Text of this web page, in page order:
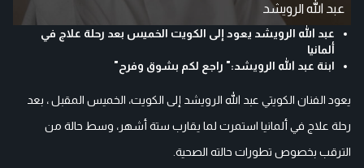
عبد الله الرويشد
عبد الله الرويشد يعود إلى الكويت الخميس بعد رحلة علاج في
ألمانيا
ابنة عبد الله الرويشد:" راجع لكم بشوق وفرح"
يعود الفنان الكويتي عبد الله الرويشد إلى الكويت، الخميس المقبل ، بعد
رحلة علاج في ألمانيا استمرت لما يقارب ستة أشهر، وسط حالة من
الترقب بخصوص تطورات حالته الصحية.